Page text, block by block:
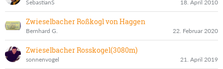
SebastianS 18. April 2010
Zwieselbacher Roßkogl von Haggen
Bernhard G. 22. Februar 2020
Zwieselbacher Rosskogel(3080m)
sonnenvogel 21. April 2019